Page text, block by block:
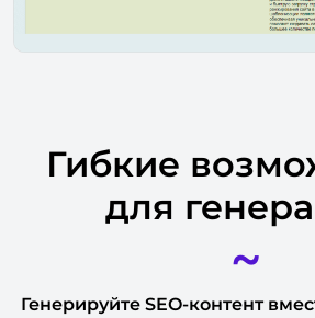
Гибкие
для
~
Генерируйте SEO-контент